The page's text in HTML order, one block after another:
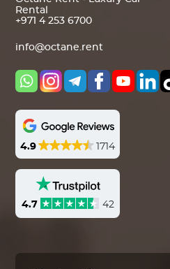
Rental
+971 4 253 6700
info@octane.rent
4.9 1714
4.7 42